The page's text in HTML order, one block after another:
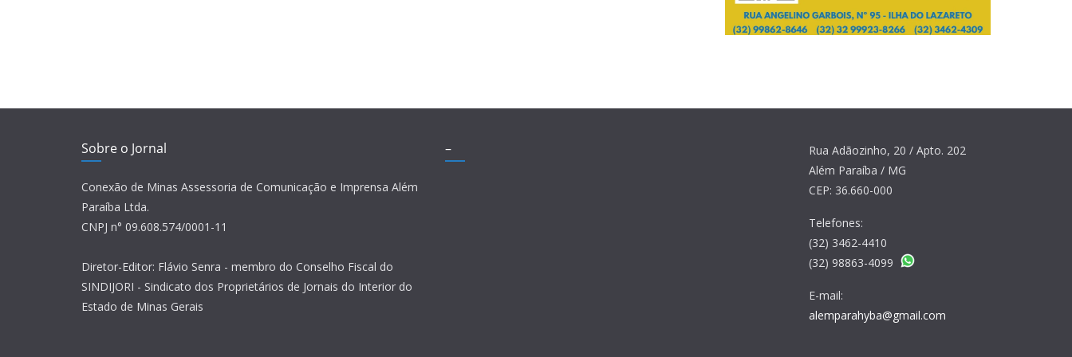
Sobre o Jornal
Conexão de Minas Assessoria de Comunicação e Imprensa Além
Paraíba Ltda.
CNPJ n° 09.608.574/0001-11
Diretor-Editor: Flávio Senra - membro do Conselho Fiscal do
SINDIJORI - Sindicato dos Proprietários de Jornais do Interior do
Estado de Minas Gerais
–
Rua Adãozinho, 20 / Apto. 202
Além Paraíba / MG
CEP: 36.660-000
Telefones:
(32) 3462-4410
(32) 98863-4099
E-mail:
alemparahyba@gmail.com